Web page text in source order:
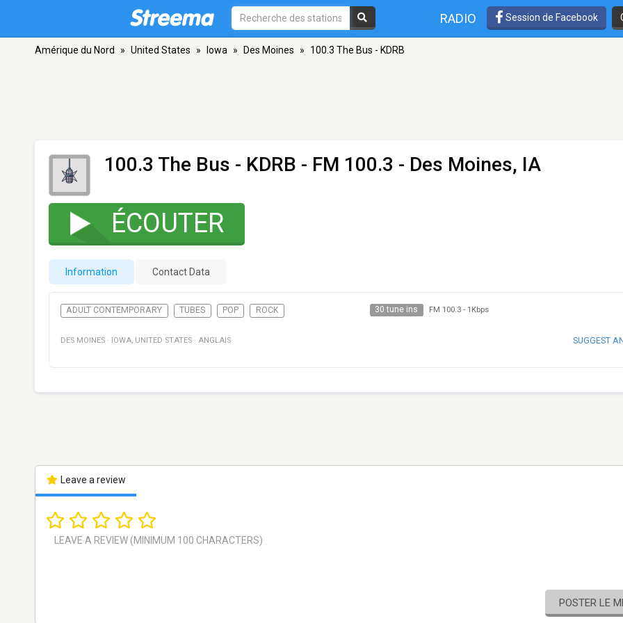
RADIO Session de Facebook
Amérique du Nord » United States » Iowa » Des Moines » 100.3 The Bus - KDRB
100.3 The Bus - KDRB - FM 100.3 - Des Moines, IA
ÉCOUTER
Information Contact Data
ADULT CONTEMPORARY TUBES POP ROCK 30 tune ins FM 100.3- 1Kbps
DES MOINES · IOWA, UNITED STATES · ANGLAIS SUGGEST
Leave a review
POSTER LE